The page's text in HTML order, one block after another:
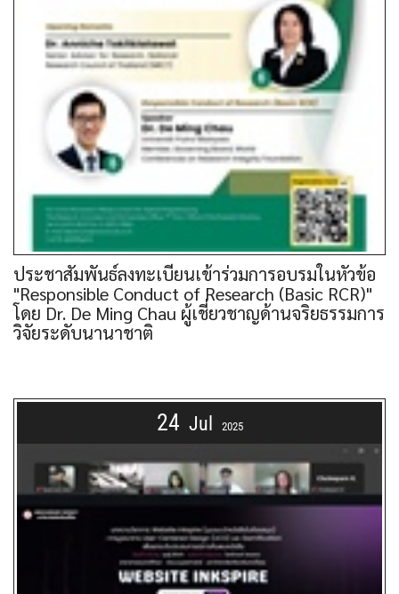
ประชาสัมพันธ์ลงทะเบียนเข้าร่วมการอบรมในหัวข้อ
"Responsible Conduct of Research (Basic RCR)"
โดย Dr. De Ming Chau ผู้เชี่ยวชาญด้านจริยธรรมการ
วิจัยระดับนานาชาติ
24 Jul 2025